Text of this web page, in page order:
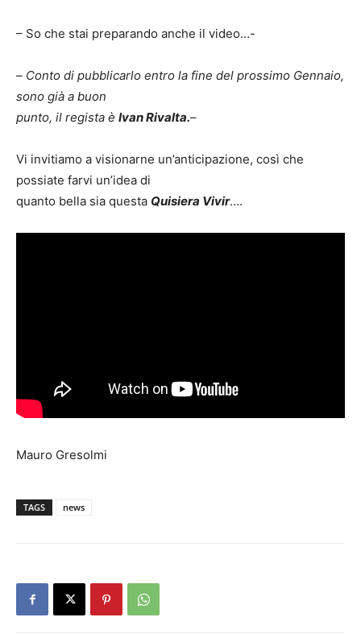
– So che stai preparando anche il video…-
– Conto di pubblicarlo entro la fine del prossimo Gennaio,
sono già a buon
punto, il regista è Ivan Rivalta.–
Vi invitiamo a visionarne un’anticipazione, così che
possiate farvi un’idea di
quanto bella sia questa Quisiera Vivir….
Mauro Gresolmi
TAGS news